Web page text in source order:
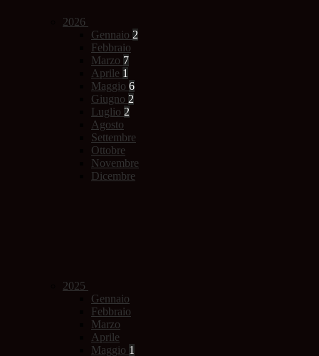
2026
Gennaio 2
Febbraio
Marzo 7
Aprile 1
Maggio 6
Giugno 2
Luglio 2
Agosto
Settembre
Ottobre
Novembre
Dicembre
2025
Gennaio
Febbraio
Marzo
Aprile
Maggio 1